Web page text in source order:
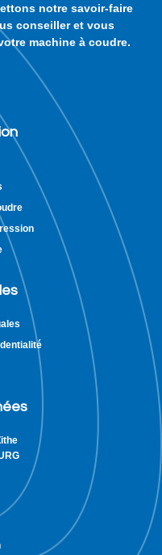
notre savoir-faire
conseiller et vous
machine à coudre.